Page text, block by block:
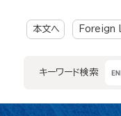
本文へ Foreign
キーワード検索